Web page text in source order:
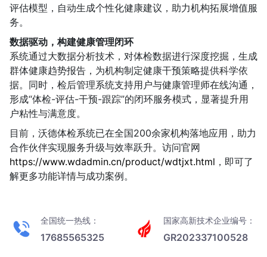
评估模型，自动生成个性化健康建议，助力机构拓展增值服
务。
数据驱动，构建健康管理闭环
系统通过大数据分析技术，对体检数据进行深度挖掘，生成
群体健康趋势报告，为机构制定健康干预策略提供科学依
据。同时，检后管理系统支持用户与健康管理师在线沟通，
形成“体检-评估-干预-跟踪”的闭环服务模式，显著提升用
户粘性与满意度。
目前，沃德体检系统已在全国200余家机构落地应用，助力
合作伙伴实现服务升级与效率跃升。访问官网
https://www.wdadmin.cn/product/wdtjxt.html ，即可了
解更多功能详情与成功案例。
全国统一热线：
17685565325
国家高新技术企业编号：
GR202337100528